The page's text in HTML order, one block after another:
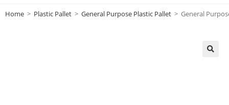
Home > Plastic Pallet > General Purpose Plastic Pallet > General